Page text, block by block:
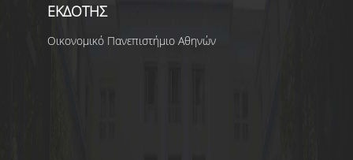
ΕΚΔΟΤΗΣ
Οικονομικό Πανεπιστήμιο Αθηνών